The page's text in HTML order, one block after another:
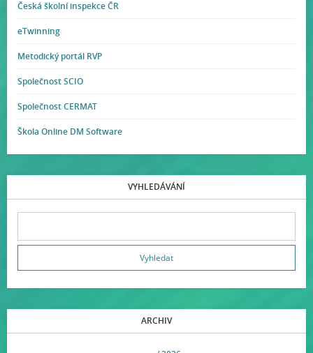
Česká školní inspekce ČR
eTwinning
Metodický portál RVP
Společnost SCIO
Společnost CERMAT
Škola Online DM Software
VYHLEDÁVÁNÍ
ARCHIV